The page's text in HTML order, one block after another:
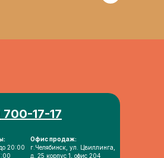
700-17-17
20:00
Офис продаж:
г.Челябинск, ул. Цвиллинга,
д. 25 корпус 1, офис 204